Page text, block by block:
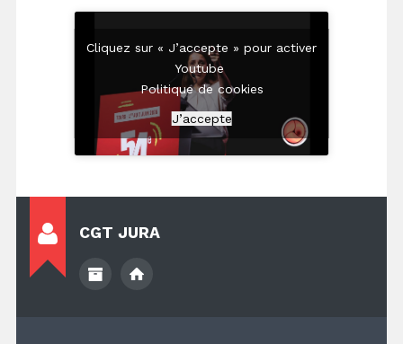
Cliquez sur « J’accepte » pour activer
Youtube
Politique de cookies
J’accepte
CGT JURA